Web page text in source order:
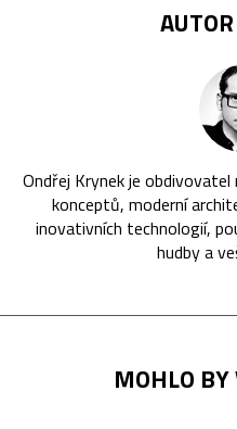
Ondřej Krynek je
konceptů, moderní
inovativních technologií,
hudby a
MOHLO BY